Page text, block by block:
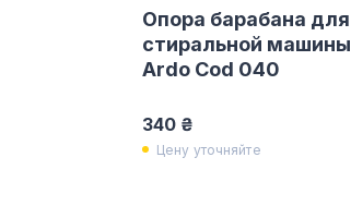
Опора барабана для
стиральной машины
Ardo Cod 040
340 ₴
Цену уточняйте